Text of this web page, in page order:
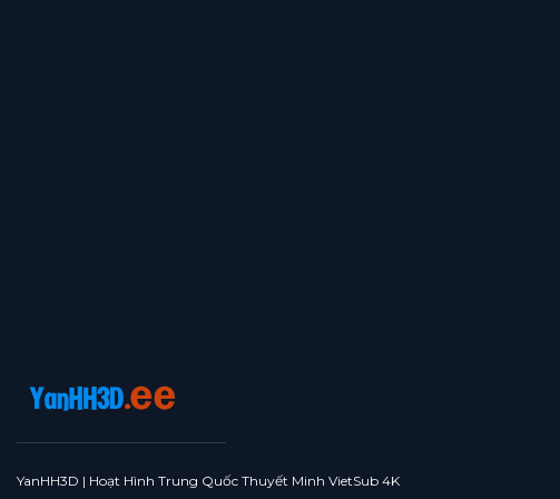
YanHH3D | Hoạt Hình Trung Quốc Thuyết Minh VietSub 4K